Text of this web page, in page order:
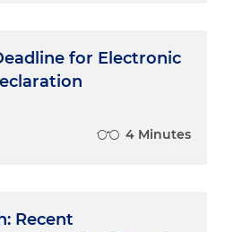
for Electronic
4 Minutes
Recent